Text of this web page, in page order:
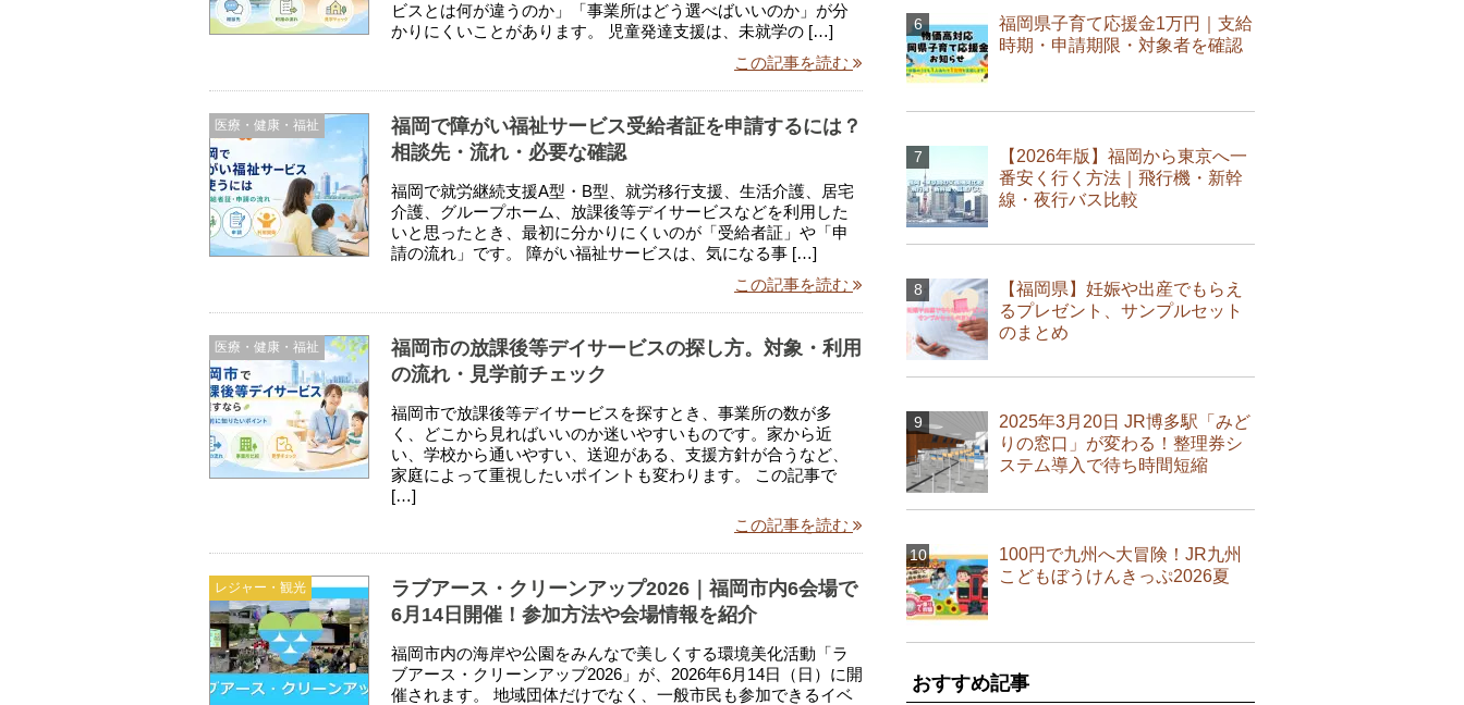
ビスとは何が違うのか」「事業所はどう選べばいいのか」が分
かりにくいことがあります。 児童発達支援は、未就学の […]
この記事を読む
医療・健康・福祉
福岡で障がい福祉サービス受給者証を申請するには？
相談先・流れ・必要な確認
福岡で就労継続支援A型・B型、就労移行支援、生活介護、居宅
介護、グループホーム、放課後等デイサービスなどを利用した
いと思ったとき、最初に分かりにくいのが「受給者証」や「申
請の流れ」です。 障がい福祉サービスは、気になる事 […]
この記事を読む
医療・健康・福祉
福岡市の放課後等デイサービスの探し方。対象・利用
の流れ・見学前チェック
福岡市で放課後等デイサービスを探すとき、事業所の数が多
く、どこから見ればいいのか迷いやすいものです。家から近
い、学校から通いやすい、送迎がある、支援方針が合うなど、
家庭によって重視したいポイントも変わります。 この記事で
[…]
この記事を読む
レジャー・観光
ラブアース・クリーンアップ2026｜福岡市内6会場で
6月14日開催！参加方法や会場情報を紹介
福岡市内の海岸や公園をみんなで美しくする環境美化活動「ラ
ブアース・クリーンアップ2026」が、2026年6月14日（日）に開
催されます。 地域団体だけでなく、一般市民も参加できるイベ
福岡県子育て応援金1万円｜支給
時期・申請期限・対象者を確認
【2026年版】福岡から東京へ一
番安く行く方法｜飛行機・新幹
線・夜行バス比較
【福岡県】妊娠や出産でもらえ
るプレゼント、サンプルセット
のまとめ
2025年3月20日 JR博多駅「みど
りの窓口」が変わる！整理券シ
ステム導入で待ち時間短縮
100円で九州へ大冒険！JR九州
こどもぼうけんきっぷ2026夏
おすすめ記事